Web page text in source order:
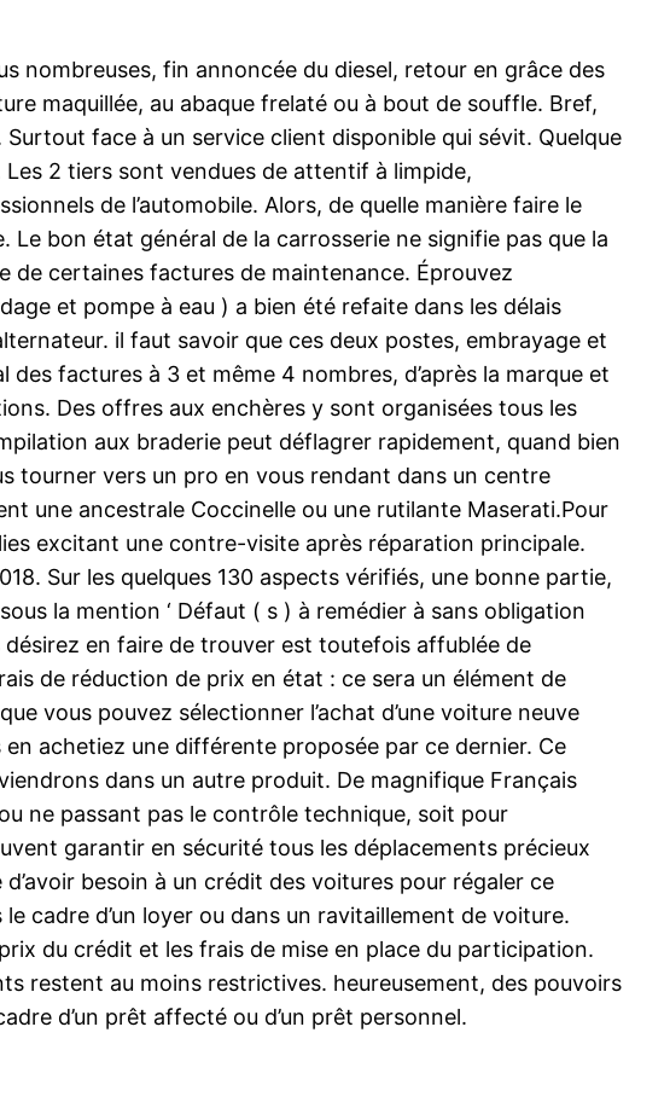
nombreuses, fin annoncée du diesel, retour en grâce des
maquillée, au abaque frelaté ou à bout de souffle. Bref,
face à un service client disponible qui sévit. Quelque
2 tiers sont vendues de attentif à limpide,
de l’automobile. Alors, de quelle manière faire le
Le bon état général de la carrosserie ne signifie pas que la
de certaines factures de maintenance. Éprouvez
et pompe à eau ) a bien été refaite dans les délais
il faut savoir que ces deux postes, embrayage et
factures à 3 et même 4 nombres, d’après la marque et
Des offres aux enchères y sont organisées tous les
aux braderie peut déflagrer rapidement, quand bien
tourner vers un pro en vous rendant dans un centre
une ancestrale Coccinelle ou une rutilante Maserati.Pour
excitant une contre-visite après réparation principale.
Sur les quelques 130 aspects vérifiés, une bonne partie,
la mention ‘ Défaut ( s ) à remédier à sans obligation
désirez en faire de trouver est toutefois affublée de
de réduction de prix en état : ce sera un élément de
vous pouvez sélectionner l’achat d’une voiture neuve
achetiez une différente proposée par ce dernier. Ce
dans un autre produit. De magnifique Français
ne passant pas le contrôle technique, soit pour
garantir en sécurité tous les déplacements précieux
besoin à un crédit des voitures pour régaler ce
cadre d’un loyer ou dans un ravitaillement de voiture.
du crédit et les frais de mise en place du participation.
restent au moins restrictives. heureusement, des pouvoirs
d’un prêt affecté ou d’un prêt personnel.